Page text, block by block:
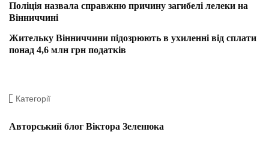
Поліція назвала справжню причину загибелі лелеки на
Вінниччині
Жительку Вінниччини підозрюють в ухиленні від сплати
понад 4,6 млн грн податків
Категорії
Авторський блог Віктора Зеленюка